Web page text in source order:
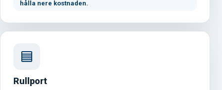
hålla nere kostnaden.
Rullport